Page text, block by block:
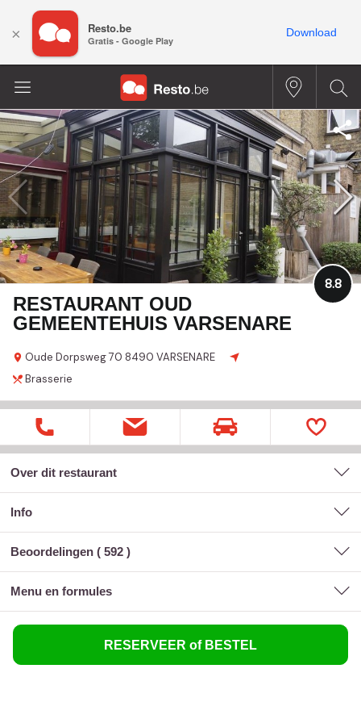
RESTAURANT OUD
GEMEENTEHUIS VARSENARE
Oude Dorpsweg 70 8490 VARSENARE
8.8
Brasserie
Over dit restaurant
Info
Beoordelingen ( 592 )
menu en formules
RESERVEER of BESTEL
× Resto.be
Gratis - Google Play
Download